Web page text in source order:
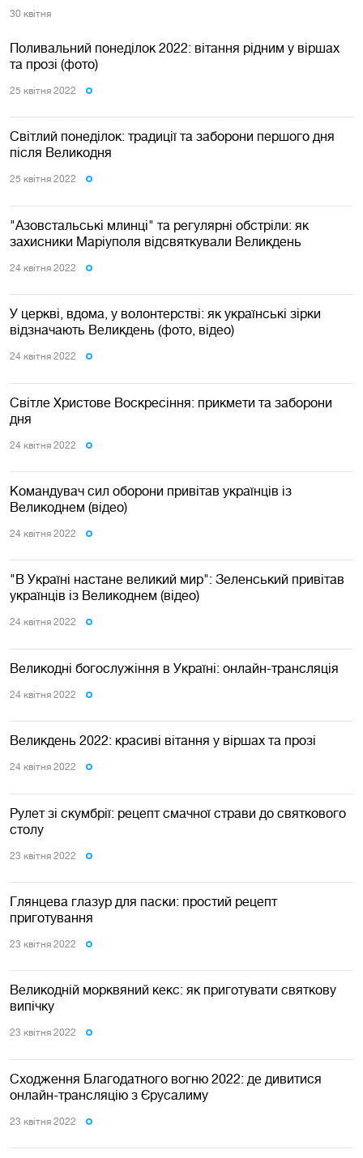
30 квiтня
Поливальний понеділок 2022: вітання рідним у віршах
та прозі (фото)
25 квiтня 2022
Світлий понеділок: традиції та заборони першого дня
після Великодня
25 квiтня 2022
"Азовстальські млинці" та регулярні обстріли: як
захисники Маріуполя відсвяткували Великдень
24 квiтня 2022
У церкві, вдома, у волонтерстві: як українські зірки
відзначають Великдень (фото, відео)
24 квiтня 2022
Світле Христове Воскресіння: прикмети та заборони
дня
24 квiтня 2022
Командувач сил оборони привітав українців із
Великоднем (відео)
24 квiтня 2022
"В Україні настане великий мир": Зеленський привітав
українців із Великоднем (відео)
24 квiтня 2022
Великодні богослужіння в Україні: онлайн-трансляція
24 квiтня 2022
Великдень 2022: красиві вітання у віршах та прозі
24 квiтня 2022
Рулет зі скумбрії: рецепт смачної страви до святкового
столу
23 квiтня 2022
Глянцева глазур для паски: простий рецепт
приготування
23 квiтня 2022
Великодній морквяний кекс: як приготувати святкову
випічку
23 квiтня 2022
Сходження Благодатного вогню 2022: де дивитися
онлайн-трансляцію з Єрусалиму
23 квiтня 2022